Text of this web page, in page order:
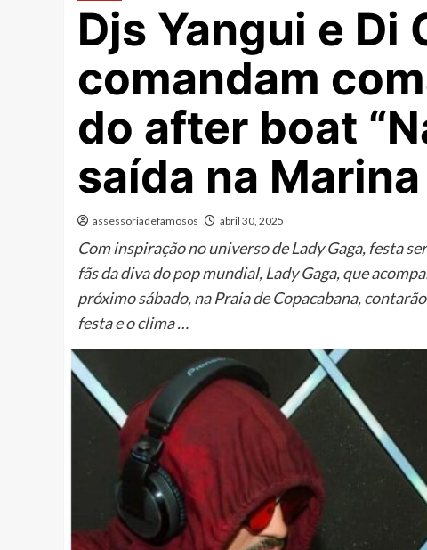
Djs Yangui e Di
comandam
do after boat
saída na
assessoriadefamosos abril 30, 2025
Com inspiração no universo de Lady Gaga, festa
fãs da diva do pop mundial, Lady Gaga, que
próximo sábado, na Praia de Copacabana,
festa e o clima …